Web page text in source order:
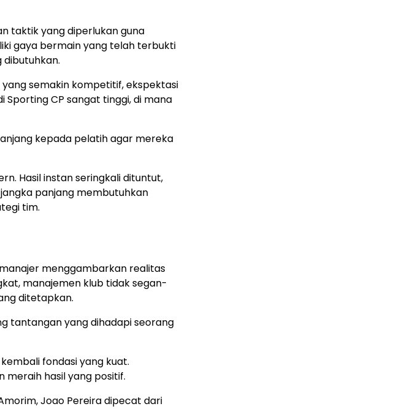
taktik yang diperlukan guna
gaya bermain yang telah terbukti
dibutuhkan.
semakin kompetitif, ekspektasi
CP sangat tinggi, di mana
kepada pelatih agar mereka
Hasil instan seringkali dituntut,
panjang membutuhkan
tim.
menggambarkan realitas
manajemen klub tidak segan-
ditetapkan.
tantangan yang dihadapi seorang
fondasi yang kuat.
meraih hasil yang positif.
Joao Pereira dipecat dari